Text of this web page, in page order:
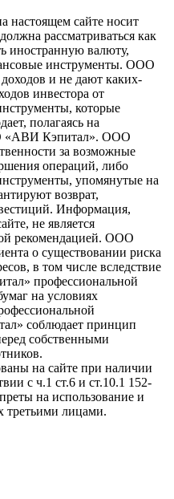
настоящем сайте носит
рассматриваться как
иностранную валюту,
инструменты. ООО
и не дают каких-
инвестора от
которые
полагаясь на
«АВИ Кэпитал». ООО
за возможные
операций, либо
упомянутые на
возврат,
Информация,
не является
рекомендацией. ООО
о существовании риска
в том числе вследствие
профессиональной
на условиях
соблюдает принцип
собственными
на сайте при наличии
с ч.1 ст.6 и ст.10.1 152-
на использование и
третьими лицами.